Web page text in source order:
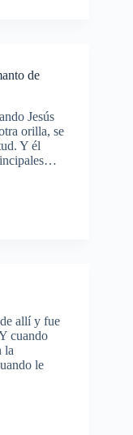
de
Jesús
orilla, se
Y él
allí y fue
cuando
la
le